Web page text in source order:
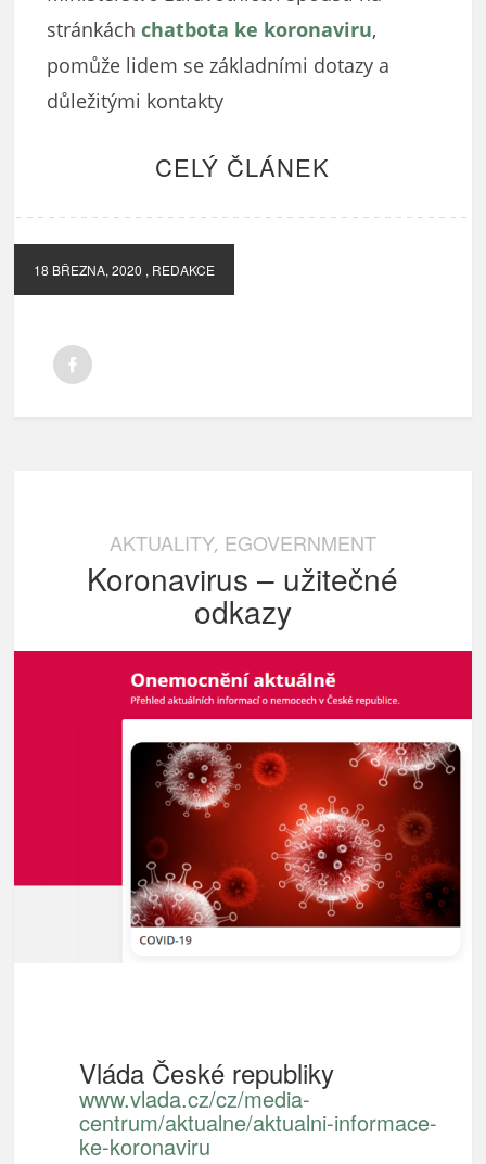
stránkáchchatbota ke koronaviru,
pomůže lidem se základními dotazy a
důležitými kontakty
CELÝ ČLÁNEK
18 BŘEZNA, 2020 , REDAKCE
AKTUALITY, EGOVERNMENT
Koronavirus – užitečné
odkazy
Vláda České republiky
www.vlada.cz/cz/media-
centrum/aktualne/aktualni-informace-
ke-koronaviru